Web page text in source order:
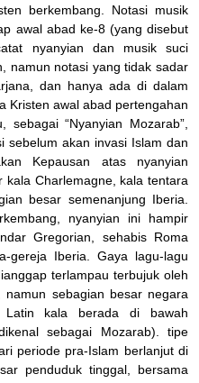
berkembang. Notasi musik
awal abad ke-8 (yang disebut
nyanyian dan musik suci
namun notasi yang tidak sadar
dan hanya ada di dalam
Kristen awal abad pertengahan
“Nyanyian Mozarab”,
sebelum akan invasi Islam dan
Kepausan atas nyanyian
Charlemagne, kala tentara
besar semenanjung Iberia.
nyanyian ini hampir
Gregorian, sehabis Roma
gereja Iberia. Gaya lagu-lagu
terlampau terbujuk oleh
sebagian besar negara
Latin kala berada di bawah
sebagai Mozarab). tipe
periode pra-Islam berlanjut di
penduduk tinggal, bersama